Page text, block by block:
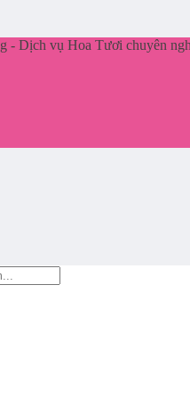
- Dịch vụ Hoa Tươi chuyên